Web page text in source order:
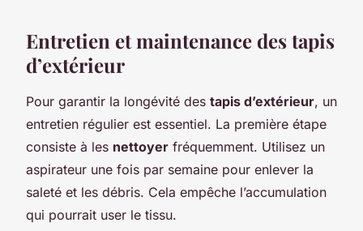
Entretien et maintenance des tapis
d’extérieur
Pour garantir la longévité des tapis d’extérieur, un
entretien régulier est essentiel. La première étape
consiste à les nettoyer fréquemment. Utilisez un
aspirateur une fois par semaine pour enlever la
saleté et les débris. Cela empêche l’accumulation
qui pourrait user le tissu.